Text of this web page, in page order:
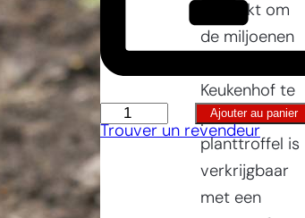
Truelle
à
planter
Modèle
Ajouter au panier
Trouver un revendeur
gebruikt om
de miljoenen
Keukenhof te
planten. De
planttroffel is
verkrijgbaar
met een